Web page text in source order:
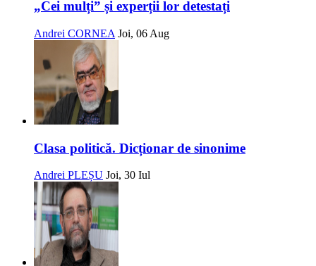
„Cei mulți” și experții lor detestați
Andrei CORNEA Joi, 06 Aug
Clasa politică. Dicționar de sinonime
Andrei PLEȘU Joi, 30 Iul